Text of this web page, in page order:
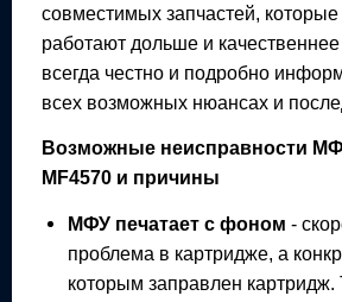
совместимых запчастей, которые
работают дольше и
всегда честно и подробно
всех возможных нюансах и
Возможные неисправности
MF4570и причины
МФУ печатает с фоном -
проблема в картридже, а
которым заправлен картридж.